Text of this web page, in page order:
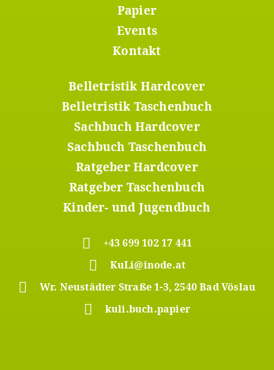
Papier
Events
Kontakt
Belletristik Hardcover
Belletristik Taschenbuch
Sachbuch Hardcover
Sachbuch Taschenbuch
Ratgeber Hardcover
Ratgeber Taschenbuch
Kinder- und Jugendbuch
+43 699 102 17 441
KuLi@inode.at
Wr. Neustädter Straße 1-3, 2540 Bad Vöslau
kuli.buch.papier